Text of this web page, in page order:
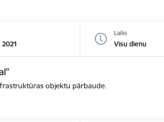
Laiks
Visu dienu
objektu pārbaude.